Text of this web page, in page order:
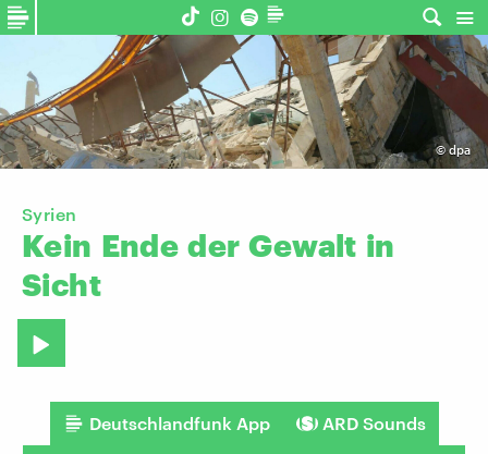
©dpa
Syrien
Kein Ende der Gewalt in
Sicht
Deutschlandfunk App ARD Sounds